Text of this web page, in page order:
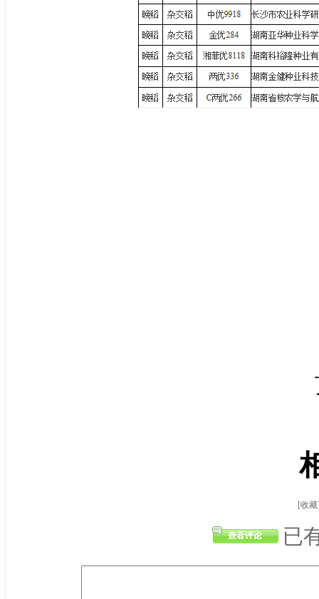
[收
已